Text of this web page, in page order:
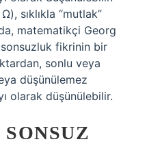
sıklıkla “mutlak”
matematikçi Georg
fikrinin bir
sonlu veya
düşünülemez
olarak düşünülebilir.